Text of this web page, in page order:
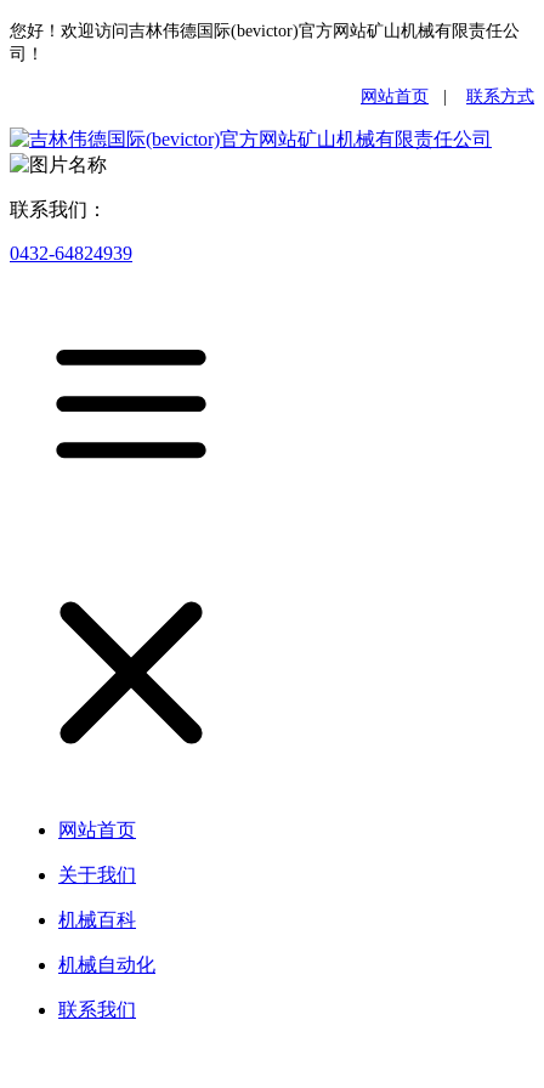
您好！欢迎访问吉林伟德国际(bevictor)官方网站矿山机械有限责任公
司！
网站首页 联系方式
联系我们：
0432-64824939
网站首页
关于我们
机械百科
机械自动化
联系我们